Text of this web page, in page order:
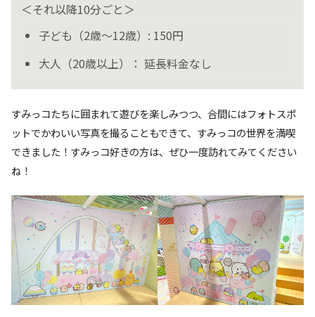
＜それ以降10分ごと＞
子ども（2歳〜12歳）: 150円
大人（20歳以上）： 延長料金なし
すみっコたちに囲まれて遊びを楽しみつつ、合間にはフォトスポ
ットでかわいい写真を撮ることもできて、すみっコの世界を満喫
できました！すみっコ好きの方は、ぜひ一度訪れてみてください
ね！